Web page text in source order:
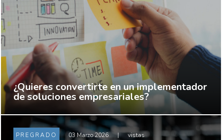
¿Quieres convertirte en un implementador
de soluciones empresariales?
PREGRADO 03 Marzo 2026 | vistas